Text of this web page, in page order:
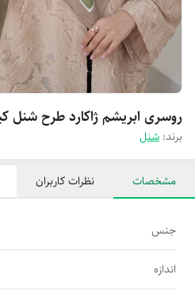
روسری ابریشم ژاکارد طرح شنل
برند: شنل
مشخصات نظرات کاربران
جنس
اندازه